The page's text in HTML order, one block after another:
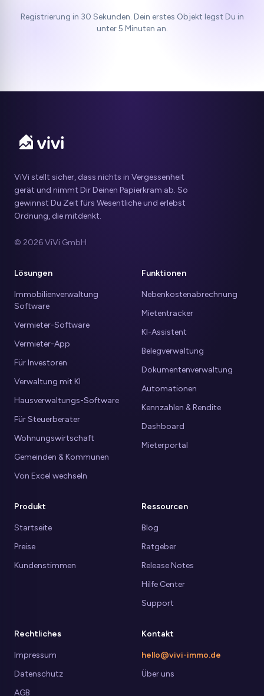
Registrierung in 30 Sekunden. Dein erstes Objekt legst Du in
unter 5 Minuten an.
ViVi stellt sicher, dass nichts in Vergessenheit
gerät und nimmt Dir Deinen Papierkram ab. So
gewinnst Du Zeit fürs Wesentliche und erlebst
Ordnung, die mitdenkt.
© 2026 ViVi GmbH
Produkt
Startseite
Preise
Kundenstimmen
Funktionen
Nebenkostenabrechnung
Mietentracker
KI-Assistent
Belegverwaltung
Dokumentenverwaltung
Automationen
Kennzahlen & Rendite
Dashboard
Mieterportal
Lösungen
Immobilienverwaltung
Software
Vermieter-Software
Vermieter-App
Für Investoren
Verwaltung mit KI
Hausverwaltungs-Software
Für Steuerberater
Wohnungswirtschaft
Gemeinden & Kommunen
Von Excel wechseln
Ressourcen
Blog
Ratgeber
Release Notes
Hilfe Center
Support
Rechtliches
Impressum
Datenschutz
AGB
Kontakt
hello@vivi-immo.de
Über uns